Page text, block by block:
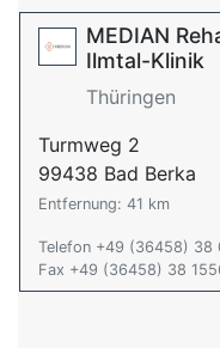
MEDIAN
Ilmtal-Klinik
Thüringen
Turmweg 2
99438 Bad Berka
Entfernung: 41 km
Telefon +49 (36458) 38
Fax +49 (36458) 38